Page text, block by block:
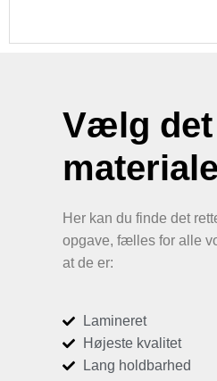
Vælg
materiale
Her kan du finde det
opgave, fælles for alle
at de er:
Lamineret
Højeste kvalitet
Lang holdbarhed